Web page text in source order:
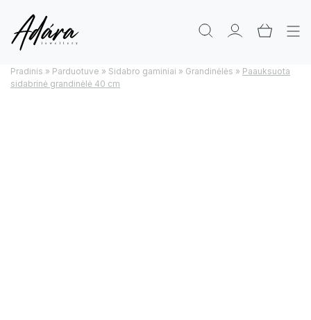
Pradinis » Parduotuve » Sidabro gaminiai » Grandinėlės » Paauksuota
sidabrinė grandinėlė 40 cm